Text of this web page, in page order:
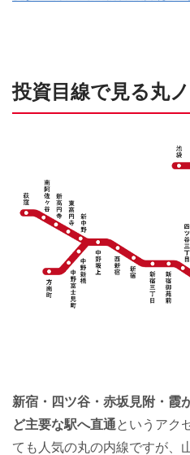
投資目線で見る丸
新宿・四ツ谷・赤坂見附・霞
ど主要な駅へ直通というアク
ても人気の丸の内線ですが、